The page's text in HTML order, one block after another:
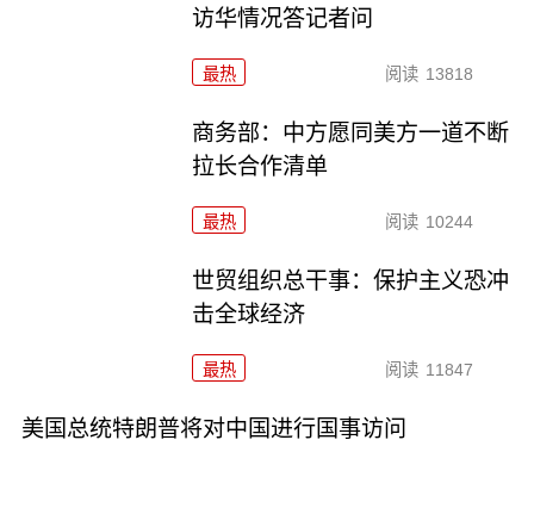
访华情况答记者问
最热 阅读 13818
商务部：中方愿同美方一道不断
拉长合作清单
最热 阅读 10244
世贸组织总干事：保护主义恐冲
击全球经济
最热 阅读 11847
美国总统特朗普将对中国进行国事访问